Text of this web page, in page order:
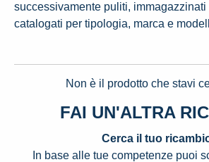
successivamente puliti,
catalogati per tipologia, marca e
Non è il prodotto che stavi
FAI UN'ALTRA
Cerca il tuo
In base alle tue competenze puoi